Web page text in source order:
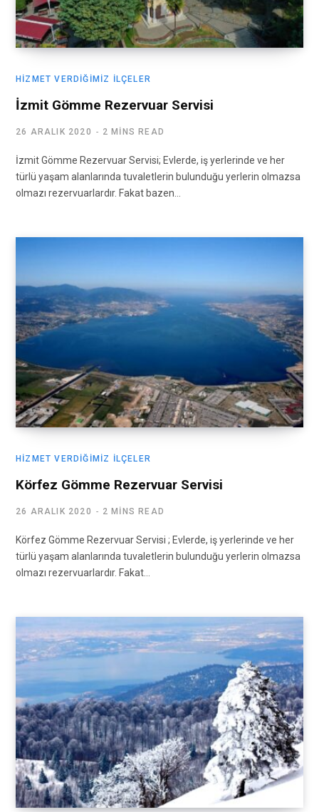
HIZMET VERDIĞIMIZ İLÇELER
İzmit Gömme Rezervuar Servisi
26 ARALIK 2020 2 MINS READ
İzmit Gömme Rezervuar Servisi; Evlerde, iş yerlerinde ve her
türlü yaşam alanlarında tuvaletlerin bulunduğu yerlerin olmazsa
olmazı rezervuarlardır. Fakat bazen…
HIZMET VERDIĞIMIZ İLÇELER
Körfez Gömme Rezervuar Servisi
26 ARALIK 2020 2 MINS READ
Körfez Gömme Rezervuar Servisi ; Evlerde, iş yerlerinde ve her
türlü yaşam alanlarında tuvaletlerin bulunduğu yerlerin olmazsa
olmazı rezervuarlardır. Fakat…